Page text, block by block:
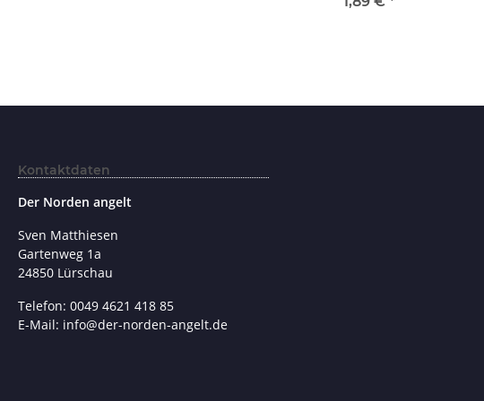
Kontaktdaten
Der Norden angelt
Sven Matthiesen
Gartenweg 1a
24850 Lürschau
Telefon: 0049 4621 418 85
E-Mail: info@der-norden-angelt.de